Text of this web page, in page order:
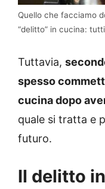
Quello che facciamo
“delitto” in cucina:
Tuttavia,
spesso
cucina dopo
quale si tratta e
futuro.
Il delitto